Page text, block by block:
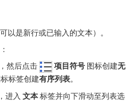
以是新行或已输入的文本）。
然后点击 项目符号 图标创建无
标签创建有序列表。
进入 文本标签并向下滑动至列表选